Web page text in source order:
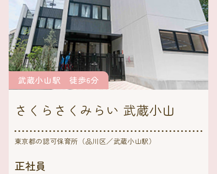
武蔵小山駅 徒歩6分
さくらさくみらい 武蔵小山
東京都の認可保育所（品川区／武蔵小山駅）
正社員